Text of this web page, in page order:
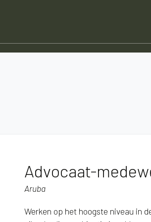
Advocaat-
Aruba
Werken op het hoogste niveau in